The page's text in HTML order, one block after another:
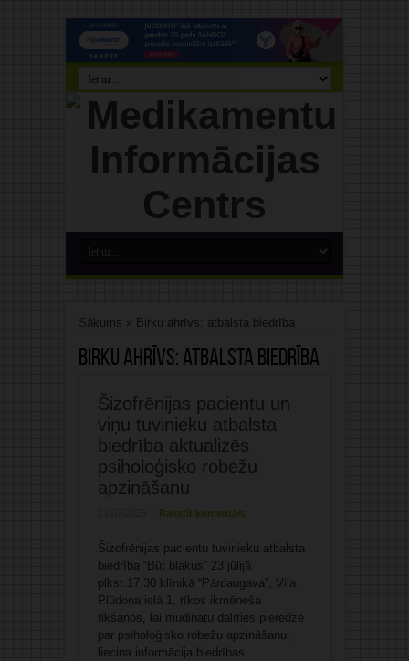
Sākums » Birku ahrīvs: atbalsta biedrība
Birku ahrīvs: atbalsta biedrība
Šizofrēnijas pacientu un
viņu tuvinieku atbalsta
biedrība aktualizēs
psiholoģisko robežu
apzināšanu
Rakstīt komentāru
Šizofrēnijas pacientu tuvinieku atbalsta
biedrība “Būt blakus” 23.jūlijā
plkst.17.30 klīnikā “Pārdaugava”, Viļa
Plūdoņa ielā 1, rīkos ikmēneša
tikšanos, lai mudinātu dalīties pieredzē
par psiholoģisko robežu apzināšanu,
liecina informācija biedrības